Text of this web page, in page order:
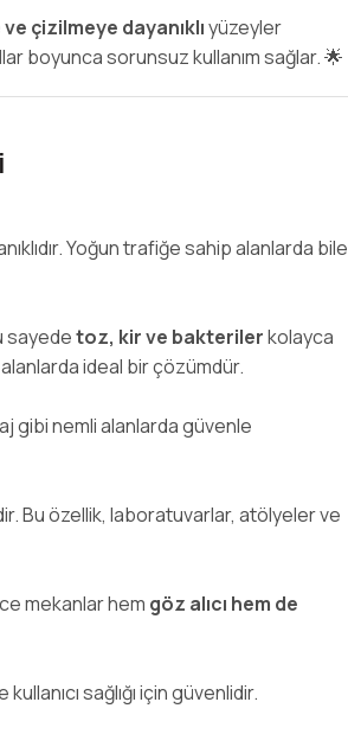
çizilmeye dayanıklıyüzeyler
boyunca sorunsuz kullanım sağlar. 🌟
Yoğun trafiğe sahip alanlarda bile
sayedetoz, kir ve bakterilerkolayca
ideal bir çözümdür.
gibi nemli alanlarda güvenle
Bu özellik, laboratuvarlar, atölyeler ve
mekanlar hem göz alıcı hem de
sağlığı için güvenlidir.